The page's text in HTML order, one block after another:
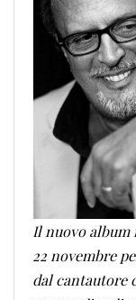
Il nuovo
22 novembre
dal cantautore